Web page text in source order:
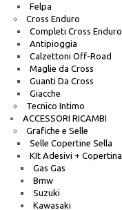
Felpa
Cross Enduro
Completi Cross Enduro
Antipioggia
Calzettoni Off-Road
Maglie da Cross
Guanti Da Cross
Giacche
Tecnico Intimo
ACCESSORI RICAMBI
Grafiche e Selle
Selle Copertine Sella
KIt Adesivi + Copertina
Gas Gas
Bmw
Suzuki
Kawasaki